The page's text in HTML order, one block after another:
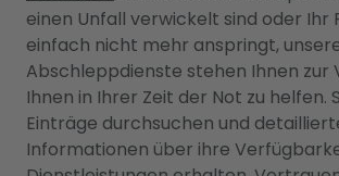
einen Unfall verwickelt sind oder Ihr
einfach nicht mehr anspringt,
Abschleppdienste stehen Ihnen zur
Ihnen in Ihrer Zeit der Not zu helfen.
Einträge durchsuchen und
Informationen über ihre